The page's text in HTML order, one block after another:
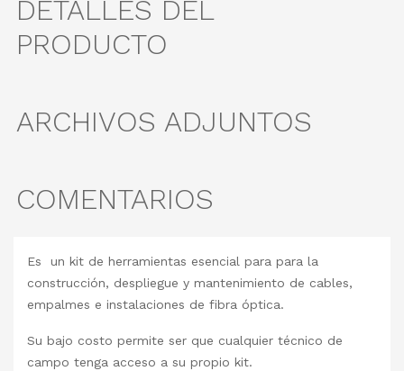
DETALLES DEL
PRODUCTO
ARCHIVOS ADJUNTOS
COMENTARIOS
Es un kit de herramientas esencial para para la
construcción, despliegue y mantenimiento de cables,
empalmes e instalaciones de fibra óptica.
Su bajo costo permite ser que cualquier técnico de
campo tenga acceso a su propio kit.